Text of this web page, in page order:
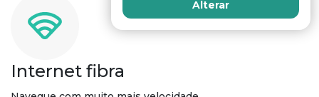
Alterar
Internet fibra